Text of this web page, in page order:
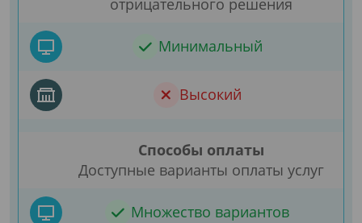
Минимальный
Высокий
Способы оплаты
Доступные варианты оплаты услуг
Множество вариантов